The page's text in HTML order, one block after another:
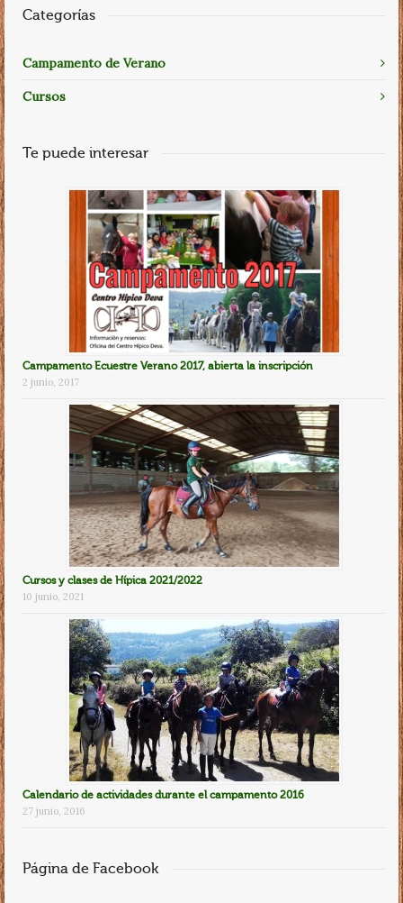
Categorías
Campamento de Verano
Cursos
Te puede interesar
Campamento Ecuestre Verano 2017, abierta la inscripción
2 junio, 2017
Cursos y clases de Hípica 2021/2022
10 junio, 2021
Calendario de actividades durante el campamento 2016
27 junio, 2016
Página de Facebook